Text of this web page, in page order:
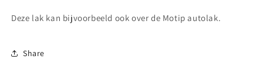
Deze lak kan bijvoorbeeld ook over de Motip autolak.
Share